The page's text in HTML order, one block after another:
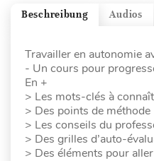
Audios
Beschreibung
Travailler en autonomie
- Un cours pour
En +
> Les mots-clés à
> Des points de méthode
> Les conseils du
> Des grilles d’auto-
> Des éléments pour